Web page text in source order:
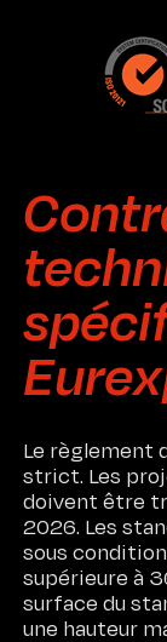
Le règlement
strict. Les
doivent être
2026. Les
sous
supérieure à
surface du
une hauteur